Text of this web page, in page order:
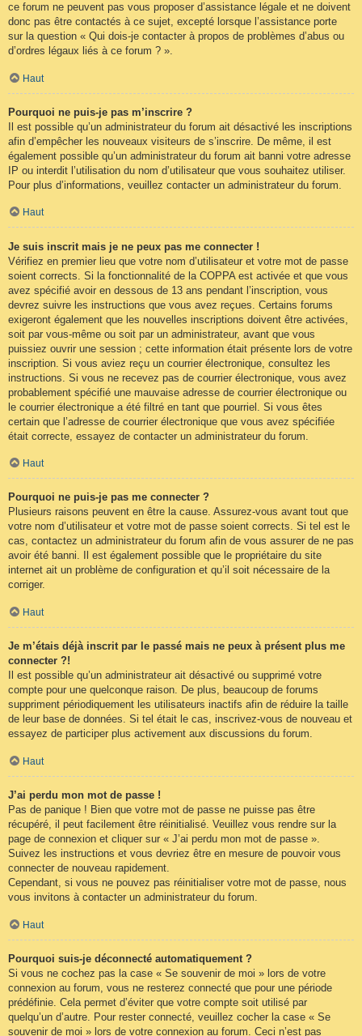
ce forum ne peuvent pas vous proposer d’assistance légale et ne doivent
donc pas être contactés à ce sujet, excepté lorsque l’assistance porte
sur la question « Qui dois-je contacter à propos de problèmes d’abus ou
d’ordres légaux liés à ce forum ? ».
Haut
Pourquoi ne puis-je pas m’inscrire ?
Il est possible qu’un administrateur du forum ait désactivé les inscriptions
afin d’empêcher les nouveaux visiteurs de s’inscrire. De même, il est
également possible qu’un administrateur du forum ait banni votre adresse
IP ou interdit l’utilisation du nom d’utilisateur que vous souhaitez utiliser.
Pour plus d’informations, veuillez contacter un administrateur du forum.
Haut
Je suis inscrit mais je ne peux pas me connecter !
Vérifiez en premier lieu que votre nom d’utilisateur et votre mot de passe
soient corrects. Si la fonctionnalité de la COPPA est activée et que vous
avez spécifié avoir en dessous de 13 ans pendant l’inscription, vous
devrez suivre les instructions que vous avez reçues. Certains forums
exigeront également que les nouvelles inscriptions doivent être activées,
soit par vous-même ou soit par un administrateur, avant que vous
puissiez ouvrir une session ; cette information était présente lors de votre
inscription. Si vous aviez reçu un courrier électronique, consultez les
instructions. Si vous ne recevez pas de courrier électronique, vous avez
probablement spécifié une mauvaise adresse de courrier électronique ou
le courrier électronique a été filtré en tant que pourriel. Si vous êtes
certain que l’adresse de courrier électronique que vous avez spécifiée
était correcte, essayez de contacter un administrateur du forum.
Haut
Pourquoi ne puis-je pas me connecter ?
Plusieurs raisons peuvent en être la cause. Assurez-vous avant tout que
votre nom d’utilisateur et votre mot de passe soient corrects. Si tel est le
cas, contactez un administrateur du forum afin de vous assurer de ne pas
avoir été banni. Il est également possible que le propriétaire du site
internet ait un problème de configuration et qu’il soit nécessaire de la
corriger.
Haut
Je m’étais déjà inscrit par le passé mais ne peux à présent plus me
connecter ?!
Il est possible qu’un administrateur ait désactivé ou supprimé votre
compte pour une quelconque raison. De plus, beaucoup de forums
suppriment périodiquement les utilisateurs inactifs afin de réduire la taille
de leur base de données. Si tel était le cas, inscrivez-vous de nouveau et
essayez de participer plus activement aux discussions du forum.
Haut
J’ai perdu mon mot de passe !
Pas de panique ! Bien que votre mot de passe ne puisse pas être
récupéré, il peut facilement être réinitialisé. Veuillez vous rendre sur la
page de connexion et cliquer sur « J’ai perdu mon mot de passe ».
Suivez les instructions et vous devriez être en mesure de pouvoir vous
connecter de nouveau rapidement.
Cependant, si vous ne pouvez pas réinitialiser votre mot de passe, nous
vous invitons à contacter un administrateur du forum.
Haut
Pourquoi suis-je déconnecté automatiquement ?
Si vous ne cochez pas la case « Se souvenir de moi » lors de votre
connexion au forum, vous ne resterez connecté que pour une période
prédéfinie. Cela permet d’éviter que votre compte soit utilisé par
quelqu’un d’autre. Pour rester connecté, veuillez cocher la case « Se
souvenir de moi » lors de votre connexion au forum. Ceci n’est pas